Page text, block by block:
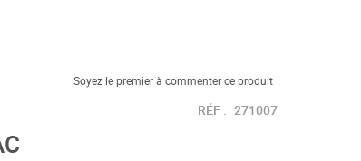
Soyez le premier à commenter ce produit
RÉF : 271007